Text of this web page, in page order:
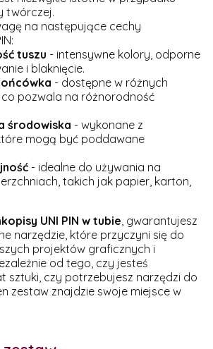
twórczej.
na następujące cechy
tuszu - intensywne kolory, odporne
i blaknięcie.
- dostępne w różnych
pozwala na różnorodność
środowiska - wykonane z
mogą być poddawane
- idealne do używania na
takich jak papier, karton,
UNI PIN w tubie, gwarantujesz
narzędzie, które przyczyni się do
projektów graficznych i
od tego, czy jesteś
sztuki, czy potrzebujesz narzędzi do
zestaw znajdzie swoje miejsce w